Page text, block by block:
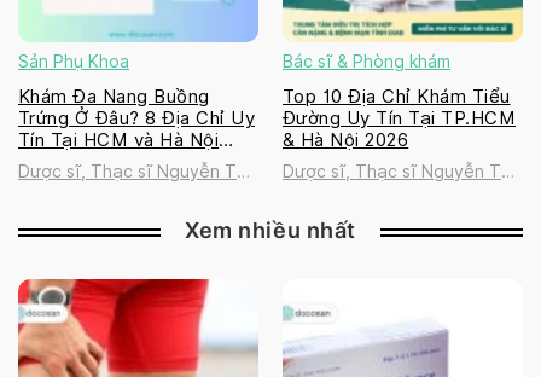
Sản Phụ Khoa
Khám Đa Nang Buồng
Trứng Ở Đâu? 8 Địa Chỉ Uy
Tín Tại HCM và Hà Nội
2026
Dược sĩ, Thạc sĩ Nguyễn Thị
Bác sĩ & Phòng khám
Top 10 Địa Chỉ Khám Tiểu
Đường Uy Tín Tại TP.HCM
& Hà Nội 2026
Dược sĩ, Thạc sĩ Nguyễn Thị
Xem nhiều nhất